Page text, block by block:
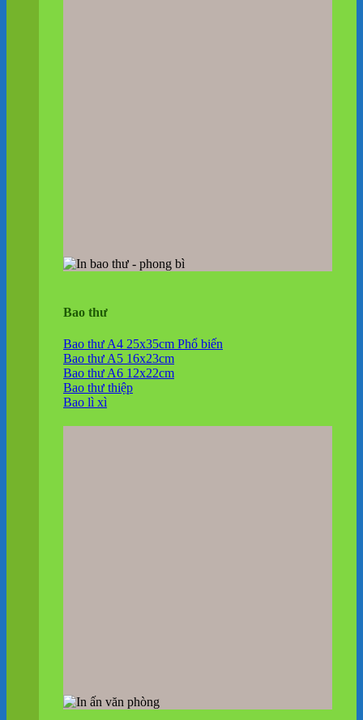
Bao thư
Bao thư A4 25x35cm
Bao thư A5 16x23cm
Bao thư A6 12x22cm
Bao thư thiệp
Bao lì xì